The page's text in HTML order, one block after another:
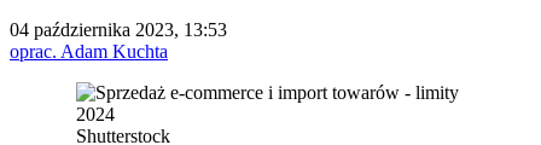
04 października 2023, 13:53
oprac. Adam Kuchta
Shutterstock